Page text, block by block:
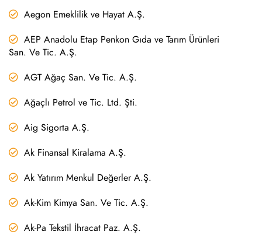
Aegon Emeklilik ve Hayat A.Ş.
AEP Anadolu Etap Penkon Gıda ve Tarım Ürünleri
San. Ve Tic. A.Ş.
AGT Ağaç San. Ve Tic. A.Ş.
Ağaçlı Petrol ve Tic. Ltd. Şti.
Aig Sigorta A.Ş.
Ak Finansal Kiralama A.Ş.
Ak Yatırım Menkul Değerler A.Ş.
Ak-Kim Kimya San. Ve Tic. A.Ş.
Ak-Pa Tekstil İhracat Paz. A.Ş.